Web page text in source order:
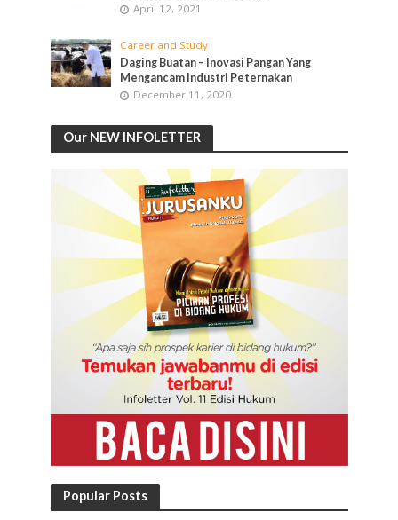
April 12, 2021
Career and Study
Daging Buatan – Inovasi Pangan Yang
Mengancam Industri Peternakan
December 11, 2020
Our NEW INFOLETTER
Popular Posts